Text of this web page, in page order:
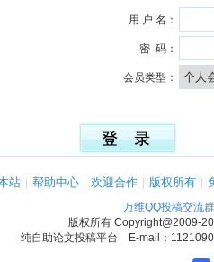
用 户 名：
密 码：
会员类型：
站 | 帮助中心 | 欢迎合作 | 版权所有 |
万维QQ投稿交流群
版权所有 Copyright@2009-
纯自助论文投稿平台 E-mail：